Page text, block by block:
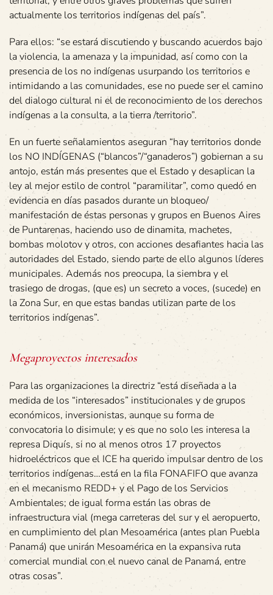
actualmente los territorios indígenas del país”.
Para ellos: “se estará discutiendo y buscando acuerdos bajo
la violencia, la amenaza y la impunidad, así como con la
presencia de los no indígenas usurpando los territorios e
intimidando a las comunidades, ese no puede ser el camino
del dialogo cultural ni el de reconocimiento de los derechos
indígenas a la consulta, a la tierra /territorio”.
En un fuerte señalamientos aseguran “hay territorios donde
los NO INDÍGENAS (“blancos”/“ganaderos”) gobiernan a su
antojo, están más presentes que el Estado y desaplican la
ley al mejor estilo de control “paramilitar”, como quedó en
evidencia en días pasados durante un bloqueo/
manifestación de éstas personas y grupos en Buenos Aires
de Puntarenas, haciendo uso de dinamita, machetes,
bombas molotov y otros, con acciones desafiantes hacia las
autoridades del Estado, siendo parte de ello algunos líderes
municipales. Además nos preocupa, la siembra y el
trasiego de drogas, (que es) un secreto a voces, (sucede) en
la Zona Sur, en que estas bandas utilizan parte de los
territorios indígenas”.
Megaproyectos interesados
Para las organizaciones la directriz “está diseñada a la
medida de los “interesados” institucionales y de grupos
económicos, inversionistas, aunque su forma de
convocatoria lo disimule; y es que no solo les interesa la
represa Diquís, si no al menos otros 17 proyectos
hidroeléctricos que el ICE ha querido impulsar dentro de los
territorios indígenas…está en la fila FONAFIFO que avanza
en el mecanismo REDD+ y el Pago de los Servicios
Ambientales; de igual forma están las obras de
infraestructura vial (mega carreteras del sur y el aeropuerto,
en cumplimiento del plan Mesoamérica (antes plan Puebla
Panamá) que unirán Mesoamérica en la expansiva ruta
comercial mundial con el nuevo canal de Panamá, entre
otras cosas”.